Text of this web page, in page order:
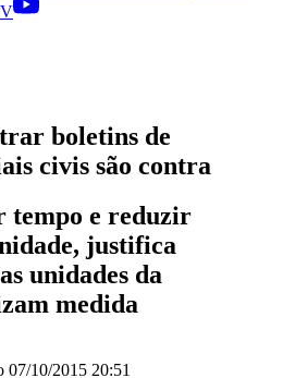
boletins de
civis são contra
tempo e reduzir
justifica
unidades da
medida
07/10/2015 20:51